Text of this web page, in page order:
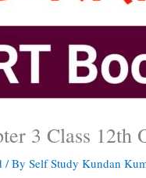
3 Class 12th
/ By Self Study Kundan